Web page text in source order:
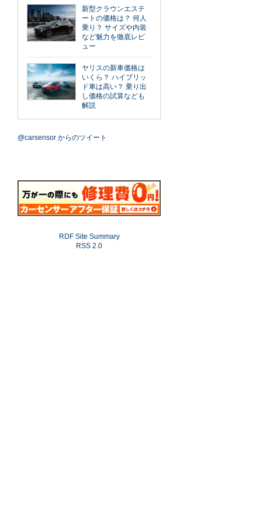
新型クラウンエステ
ートの価格は？ 何人
乗り？ サイズや内装
など魅力を徹底レビ
ュー
ヤリスの新車価格は
いくら？ ハイブリッ
ド車は高い？ 乗り出
し価格の試算なども
解説
@carsensor からのツイート
RDF Site Summary
RSS 2.0